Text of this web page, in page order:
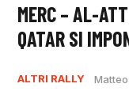
MERC – AL-
QATAR SI
ALTRI RALLY